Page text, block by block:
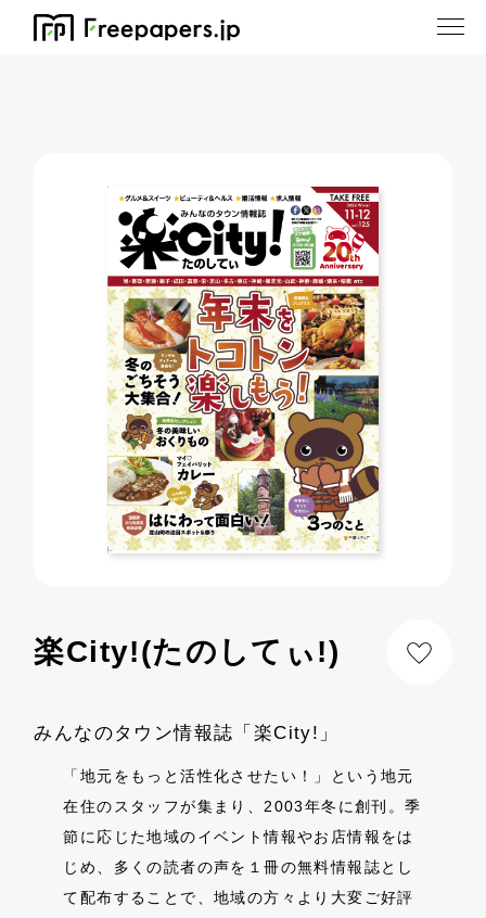
ホーム 楽City!(たのしてぃ!)
楽City!(たのしてぃ!)
みんなのタウン情報誌「楽City!」
「地元をもっと活性化させたい！」という地元
在住のスタッフが集まり、2003年冬に創刊。季
節に応じた地域のイベント情報やお店情報をは
じめ、多くの読者の声を１冊の無料情報誌とし
て配布することで、地域の方々より大変ご好評